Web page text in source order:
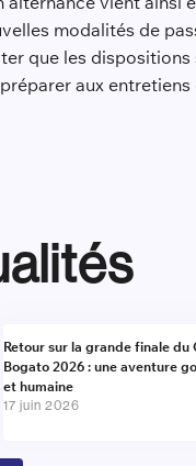
modalités de
que les
aux
Actualité
Retour sur la grande finale du
Bogato 2026 : une aventure
et humaine
17 juin 2026